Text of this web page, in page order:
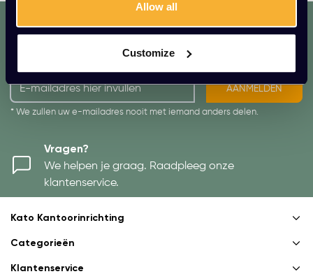
Allow all
Customize
Mis geen enkele aanbieding of actie.
Meld je aan voor onze nieuwsbrief!
AANMELDEN
* We zullen uw e-mailadres nooit met iemand anders delen.
Vragen?
We helpen je graag. Raadpleeg onze
klantenservice.
Kato Kantoorinrichting
Categorieën
Klantenservice